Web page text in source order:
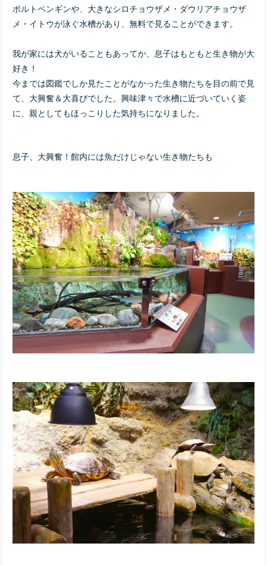
ボルトペンギンや、大きなシロチョウザメ・ダウリアチョウザ
メ・イトウが泳ぐ水槽があり、無料で見ることができます。
我が家には犬がいることもあってか、息子はもともと生き物が大
好き！
今までは図鑑でしか見たことがなかった生き物たちを目の前で見
て、大興奮＆大喜びでした。興味津々で水槽に近づいていく姿
に、親としてもほっこりした気持ちになりました。
息子、大興奮！館内には魚だけじゃない生き物たちも